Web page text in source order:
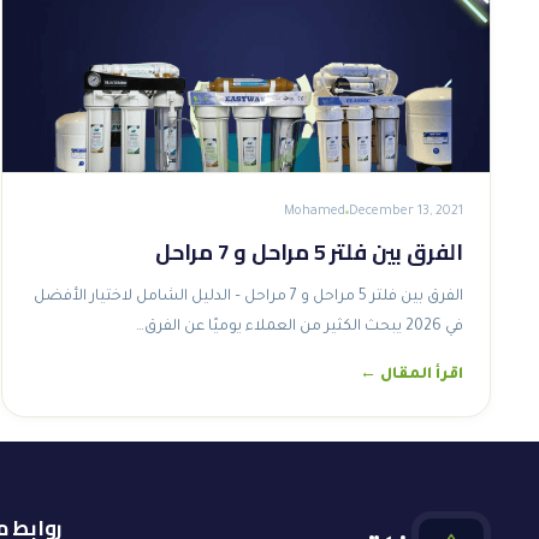
December 13, 2021
Mohamed
الفرق بين فلتر 5 مراحل و 7 مراحل
الفرق بين فلتر 5 مراحل و 7 مراحل – الدليل الشامل لاختيار الأفضل
في 2026 يبحث الكثير من العملاء يوميًا عن الفرق…
اقرأ المقال ←